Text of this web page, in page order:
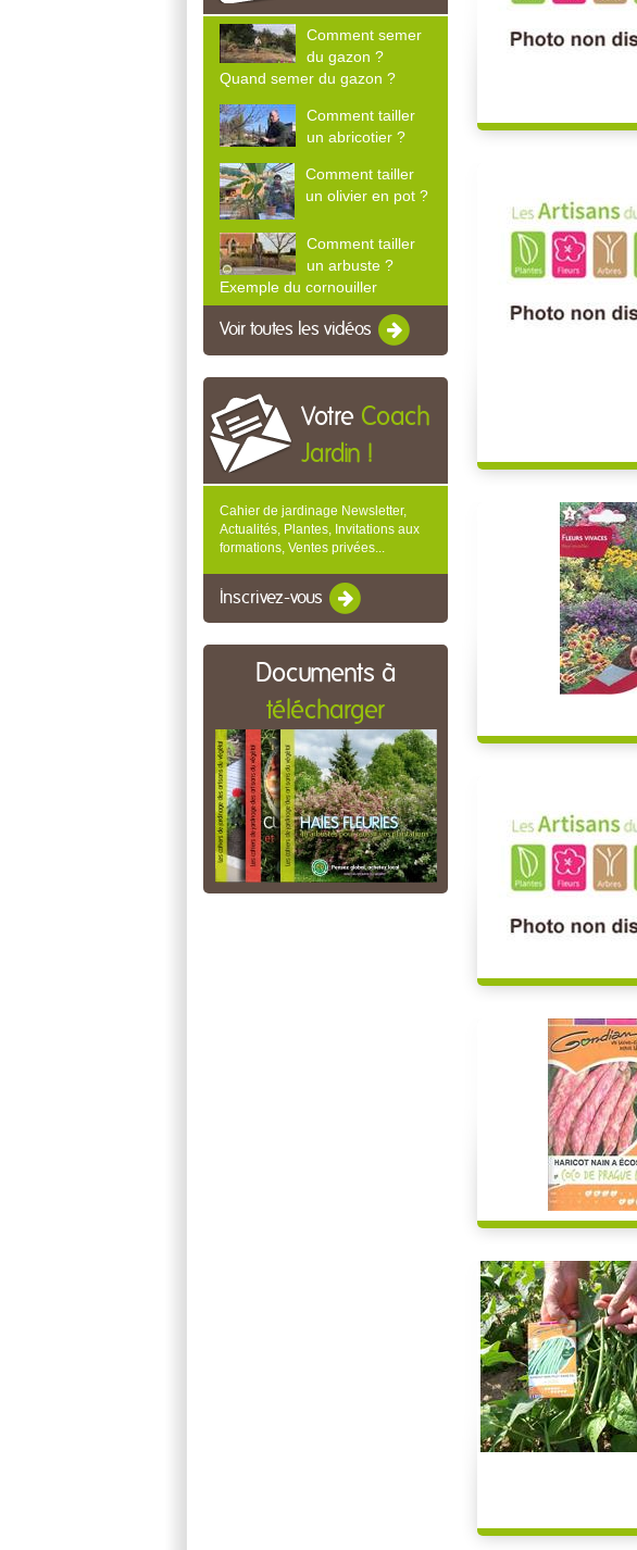
Comment semer
du gazon ?
Quand semer du gazon ?
Comment tailler
un abricotier ?
Comment tailler
un olivier en pot ?
Comment tailler
un arbuste ?
Exemple du cornouiller
Voir toutes les vidéos
Votre Coach
Jardin !
Cahier de jardinage Newsletter,
Actualités, Plantes, Invitations aux
formations, Ventes privées...
Inscrivez-vous
Documents à
télécharger